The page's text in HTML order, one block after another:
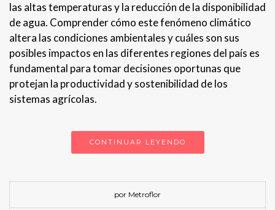
las altas temperaturas y la reducción de la disponibilidad
de agua. Comprender cómo este fenómeno climático
altera las condiciones ambientales y cuáles son sus
posibles impactos en las diferentes regiones del país es
fundamental para tomar decisiones oportunas que
protejan la productividad y sostenibilidad de los
sistemas agrícolas.
CONTINUAR LEYENDO
por Metroflor